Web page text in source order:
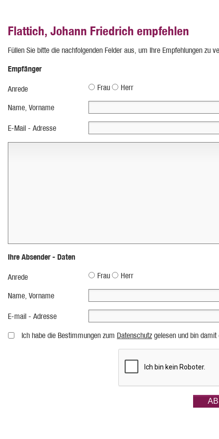
Flattich, Johann Friedrich empfehlen
Füllen Sie bitte die nachfolgenden Felder aus, um Ihre Empfehlungen zu
Empfänger
Anrede Frau Herr
Name, Vorname
E-Mail - Adresse
Ihre Absender - Daten
Anrede Frau Herr
Name, Vorname
E-mail - Adresse
Ich habe die Bestimmungen zum Datenschutz gelesen und bin